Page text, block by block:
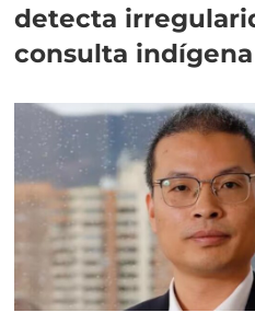
detecta
consulta